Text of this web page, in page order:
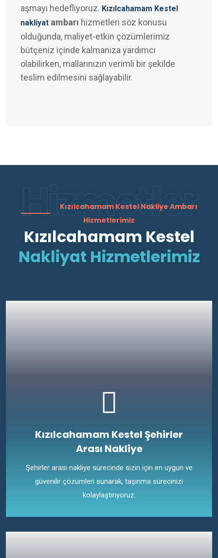
aşmayı hedefliyoruz. Kızılcahamam Kestel
nakliyat ambarı hizmetleri söz konusu
olduğunda, maliyet-etkin çözümlerimiz
bütçeniz içinde kalmanıza yardımcı
olabilirken, mallarınızın verimli bir şekilde
teslim edilmesini sağlayabilir.
Hizmetler
Kızılcahamam Kestel Nakliye Ambarı
Hizmetlerimiz
Kızılcahamam Kestel
Nakliyat Hizmetlerimiz
Kızılcahamam Kestel Şehirler
Arası Nakliye
Şehirler arası nakliye sürecinde sizin için en uygun ve
güvenilir çözümleri sunarak, taşınma sürecinizi
kolaylaştırıyoruz.